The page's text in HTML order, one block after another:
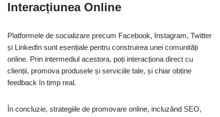
Interacțiunea Online
Platformele de socializare precum Facebook, Instagram, Twitter
și LinkedIn sunt esențiale pentru construirea unei comunități
online. Prin intermediul acestora, poți interacționa direct cu
clienții, promova produsele și serviciile tale, și chiar obține
feedback în timp real.
În concluzie, strategiile de promovare online, incluzând SEO,